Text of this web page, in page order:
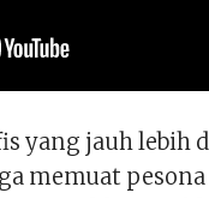
yang jauh lebih
memuat